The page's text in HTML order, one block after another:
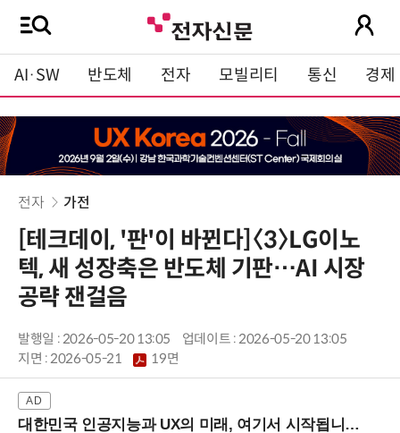
AI·SW 반도체 전자 모빌리티 통신 경제
전자 가전
[테크데이, '판'이 바뀐다]〈3〉LG이노
텍, 새 성장축은 반도체 기판…AI 시장
공략 잰걸음
발행일 : 2026-05-20 13:05
업데이트 : 2026-05-20 13:05
지면 :2026-05-21 19면
대한민국 인공지능과 UX의 미래, 여기서 시작됩니다! (9/2 강남역)